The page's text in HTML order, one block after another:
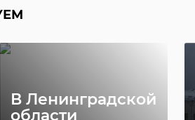
В Ленинградской
области